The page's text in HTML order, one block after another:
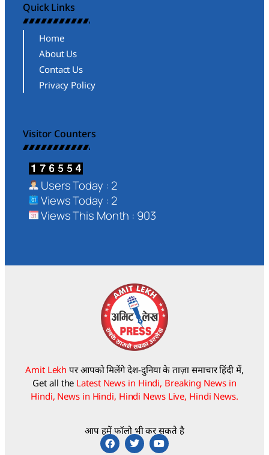
Quick Links
Home
About Us
Contact Us
Privacy Policy
Visitor Counters
Users Today : 2
Views Today : 2
Views This Month : 903
Amit Lekh पर आपको मिलेंगे देश-दुनिया के ताज़ा समाचार हिंदी में,
Get all the Latest News in Hindi, Breaking News in
Hindi, News in Hindi, Hindi News Live, Hindi News.
आप हमें फॉलो भी कर सकते है